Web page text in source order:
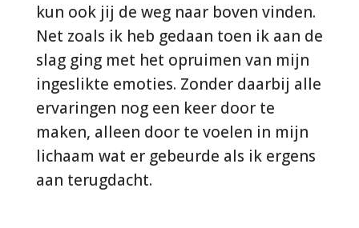
kun ook jij de weg naar boven vinden.
Net zoals ik heb gedaan toen ik aan de
slag ging met het opruimen van mijn
ingeslikte emoties. Zonder daarbij alle
ervaringen nog een keer door te
maken, alleen door te voelen in mijn
lichaam wat er gebeurde als ik ergens
aan terugdacht.